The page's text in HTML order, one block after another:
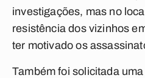
investigações, mas no
resistência dos vizinhos
ter motivado os
Também foi solicitada